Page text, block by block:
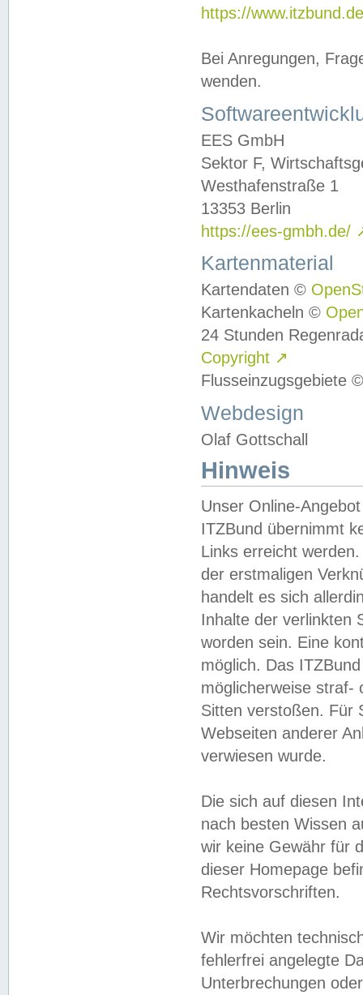
https://
Bei Anregungen,
wenden.
EES GmbH
Sektor F,
Westhafenstraße 1
13353 Berlin
https://ees-gmbh.de/
Kartenmaterial
Kartendaten ©
Kartenkacheln ©
24 Stunden
Copyright ↗
Flusseinzugsgebiete
Webdesign
Olaf Gottschall
Hinweis
Unser Online-
ITZBund übernimmt
Links erreicht
der erstmaligen
handelt es sich
Inhalte der verlinkten
worden sein. Eine
möglich. Das
möglicherweise straf-
Sitten verstoßen. Für
Webseiten anderer
verwiesen wurde.
Die sich auf diesen
nach besten Wissen
wir keine Gewähr für
dieser Homepage
Rechtsvorschriften.
Wir möchten
fehlerfrei angelegte
Unterbrechungen